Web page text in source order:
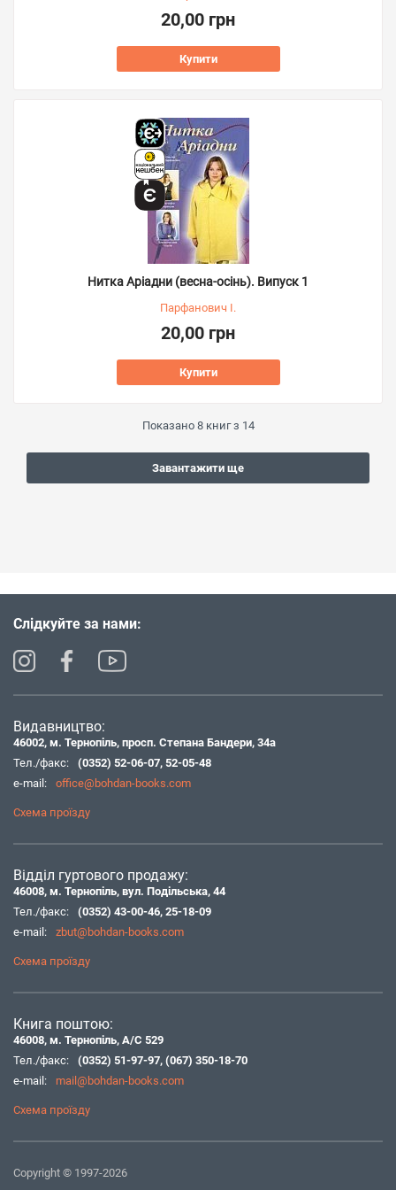
20,00 грн
Купити
Нитка Аріадни (весна-осінь). Випуск 1
Парфанович І.
20,00 грн
Купити
Показано 8книг з 14
Завантажити ще
Слідкуйте за нами:
Видавництво:
46002, м. Тернопіль, просп. Степана Бандери, 34а
Тел./факс:
(0352) 52-06-07, 52-05-48
e-mail:
office@bohdan-books.com
Схема проїзду
Відділ гуртового продажу:
46008, м. Тернопіль, вул. Подільська, 44
Тел./факс:
(0352) 43-00-46, 25-18-09
e-mail:
zbut@bohdan-books.com
Схема проїзду
Книга поштою:
46008, м. Тернопіль, А/С 529
Тел./факс:
(0352) 51-97-97, (067) 350-18-70
e-mail:
mail@bohdan-books.com
Схема проїзду
Copyright © 1997-2026